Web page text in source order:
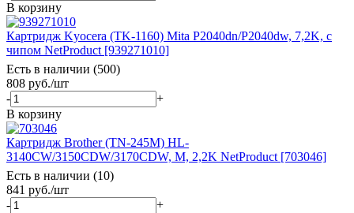
В корзину
Картридж Kyocera (TK-1160) Mita P2040dn/P2040dw, 7,2K, с
чипом NetProduct [939271010]
Есть в наличии (500)
808 руб./шт
-
+
В корзину
Картридж Brother (TN-245M) HL-
3140CW/3150CDW/3170CDW, M, 2,2K NetProduct [703046]
Есть в наличии (10)
841 руб./шт
-
+